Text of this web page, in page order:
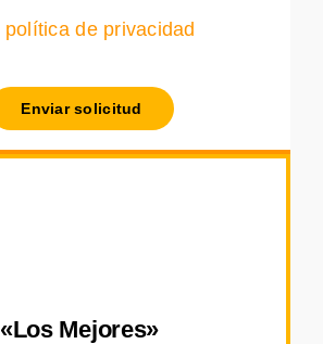
política de privacidad
Enviar solicitud
«Los Mejores»